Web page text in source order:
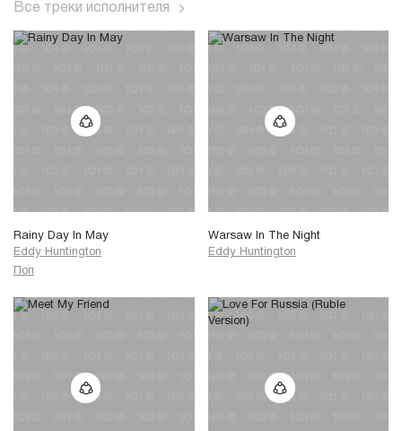
Все треки исполнителя
Rainy Day In May
Eddy Huntington
Поп
Warsaw In The Night
Eddy Huntington